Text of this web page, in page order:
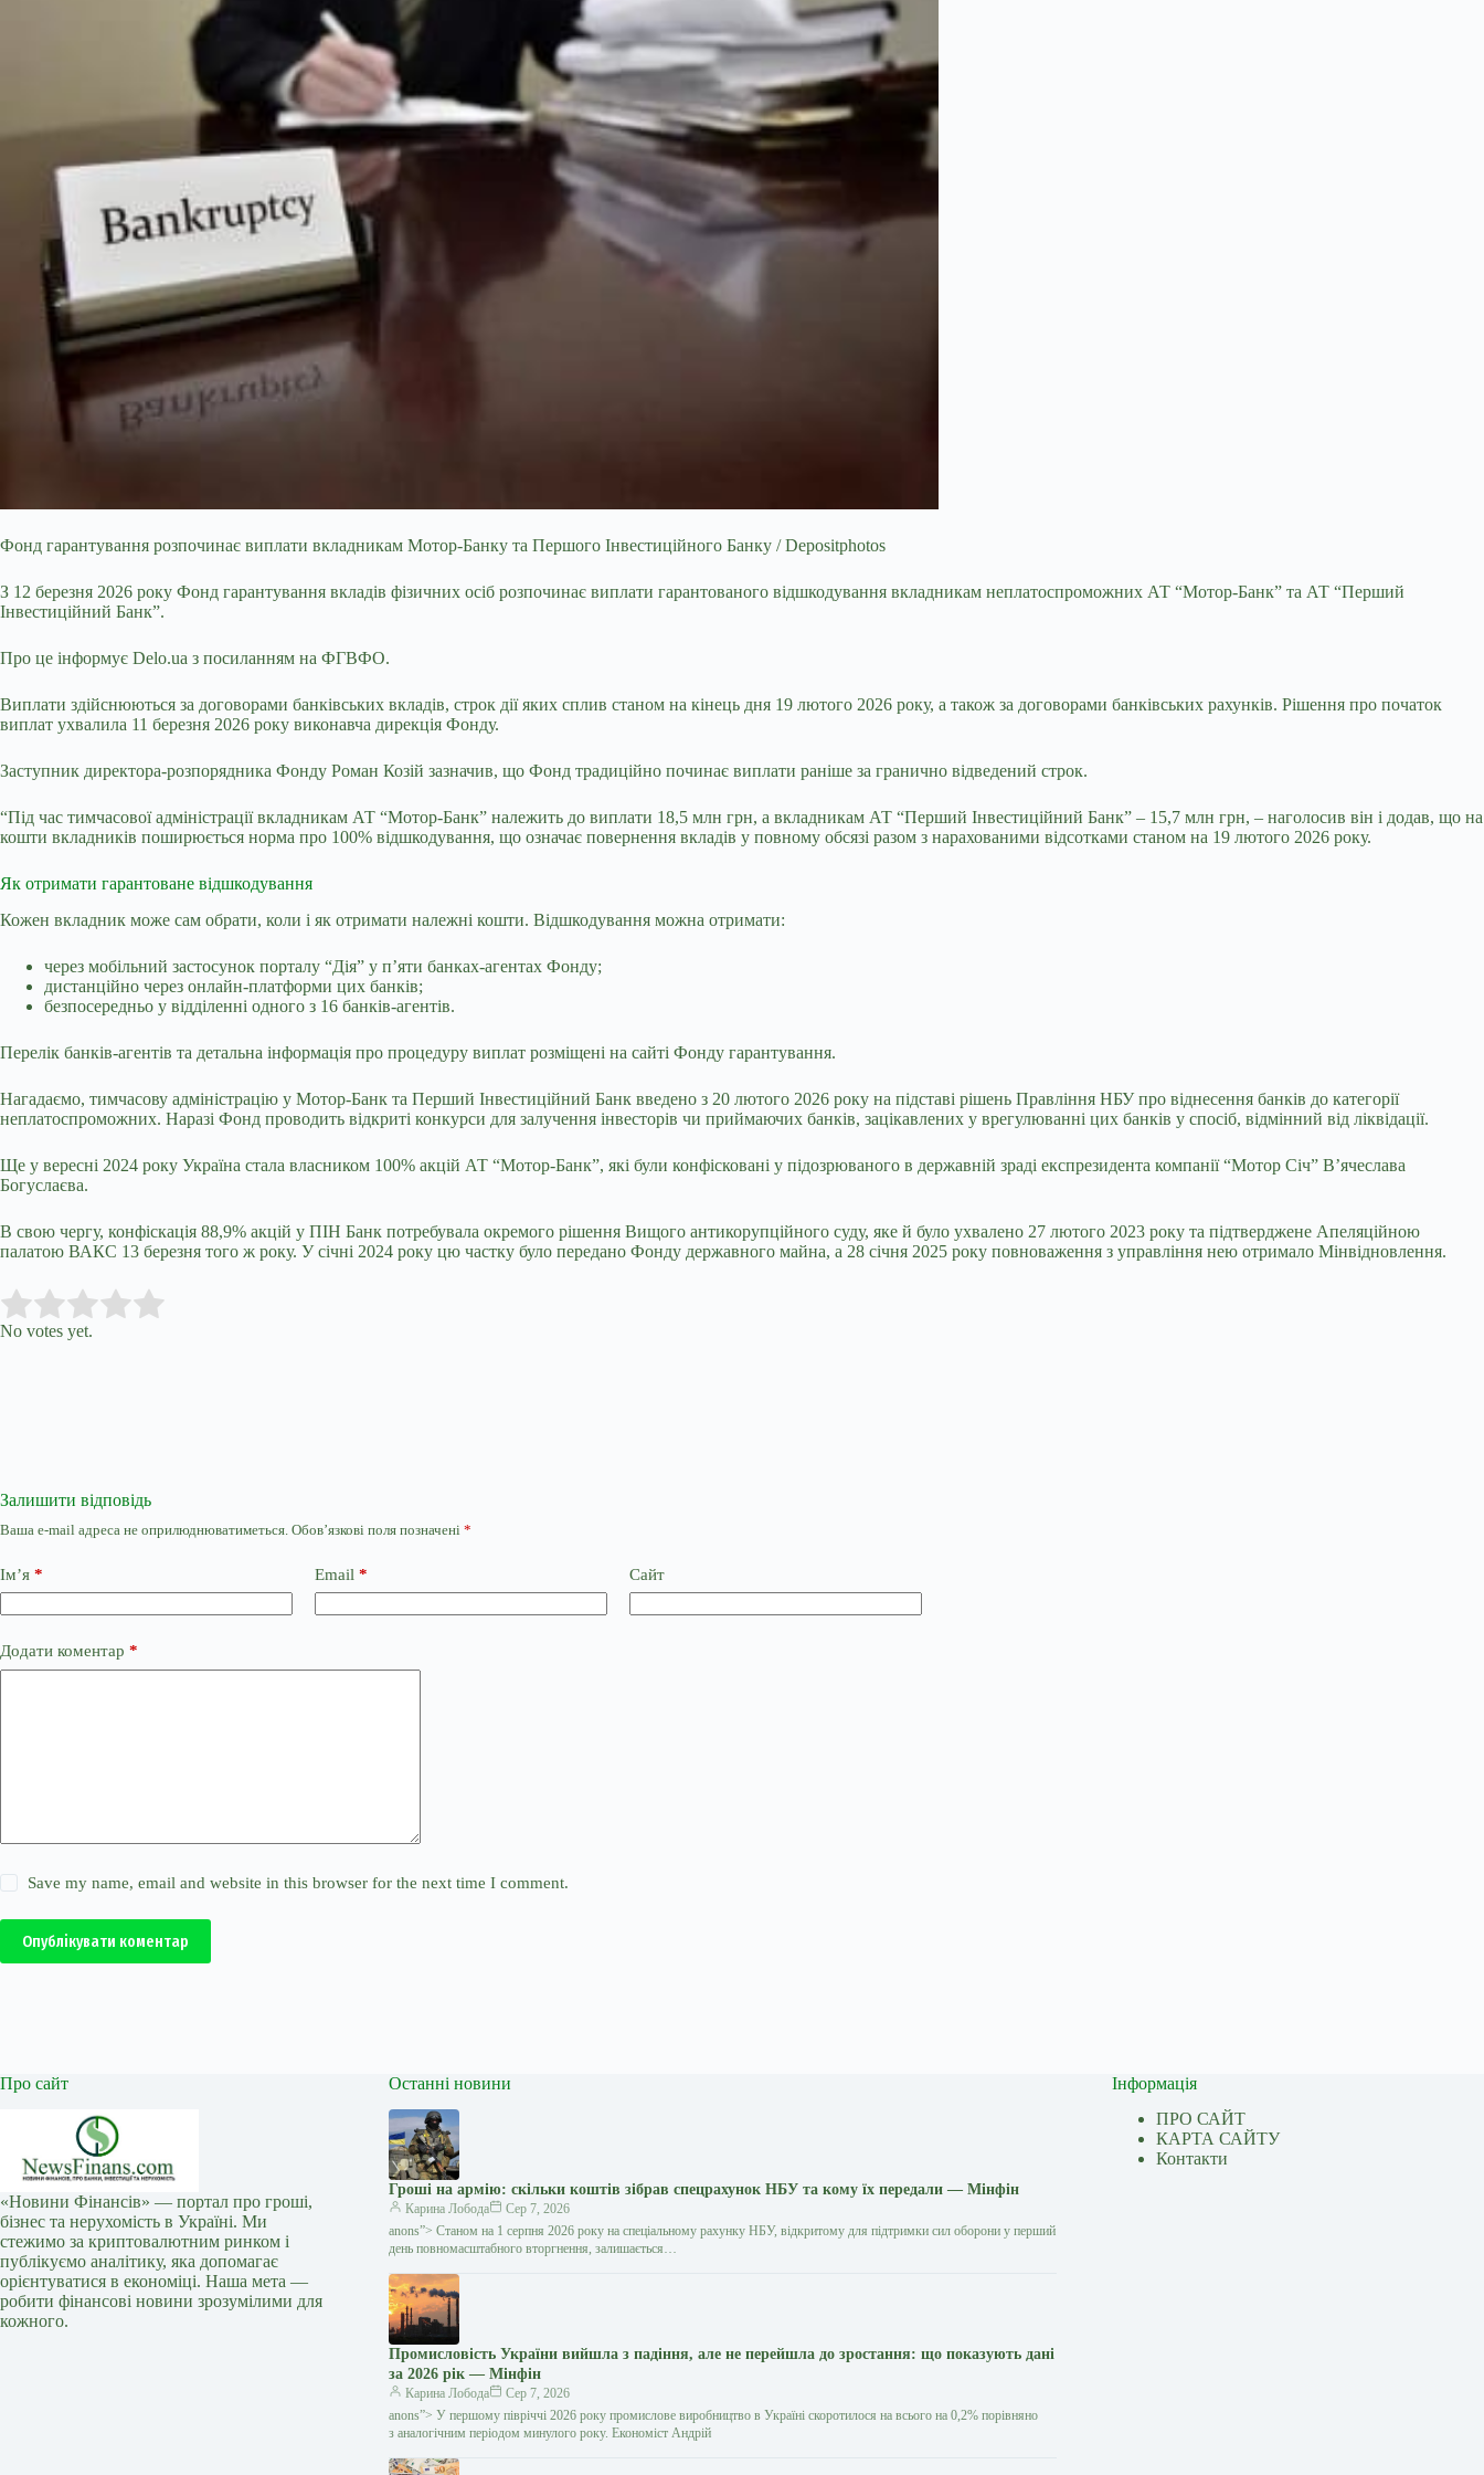
Фонд гарантування розпочинає виплати вкладникам Мотор-Банку та Першого Інвестиційного Банку / Depositphotos
З 12 березня 2026 року Фонд гарантування вкладів фізичних осіб розпочинає виплати гарантованого відшкодування вкладникам неплатоспроможних АТ “Мотор-Банк” та АТ “Перший
Інвестиційний Банк”.
Про це інформує Delo.ua з посиланням на ФГВФО.
Виплати здійснюються за договорами банківських вкладів, строк дії яких сплив станом на кінець дня 19 лютого 2026 року, а також за договорами банківських рахунків. Рішення про початок
виплат ухвалила 11 березня 2026 року виконавча дирекція Фонду.
Заступник директора-розпорядника Фонду Роман Козій зазначив, що Фонд традиційно починає виплати раніше за гранично відведений строк.
“Під час тимчасової адміністрації вкладникам АТ “Мотор-Банк” належить до виплати 18,5 млн грн, а вкладникам АТ “Перший Інвестиційний Банк” – 15,7 млн грн, – наголосив він і додав, що на
кошти вкладників поширюється норма про 100% відшкодування, що означає повернення вкладів у повному обсязі разом з нарахованими відсотками станом на 19 лютого 2026 року.
Як отримати гарантоване відшкодування
Кожен вкладник може сам обрати, коли і як отримати належні кошти. Відшкодування можна отримати:
через мобільний застосунок порталу “Дія” у п’яти банках-агентах Фонду;
дистанційно через онлайн-платформи цих банків;
безпосередньо у відділенні одного з 16 банків-агентів.
Перелік банків-агентів та детальна інформація про процедуру виплат розміщені на сайті Фонду гарантування.
Нагадаємо, тимчасову адміністрацію у Мотор-Банк та Перший Інвестиційний Банк введено з 20 лютого 2026 року на підставі рішень Правління НБУ про віднесення банків до категорії
неплатоспроможних. Наразі Фонд проводить відкриті конкурси для залучення інвесторів чи приймаючих банків, зацікавлених у врегулюванні цих банків у спосіб, відмінний від ліквідації.
Ще у вересні 2024 року Україна стала власником 100% акцій АТ “Мотор-Банк”, які були конфісковані у підозрюваного в державній зраді експрезидента компанії “Мотор Січ” В’ячеслава
Богуслаєва.
В свою чергу, конфіскація 88,9% акцій у ПІН Банк потребувала окремого рішення Вищого антикорупційного суду, яке й було ухвалено 27 лютого 2023 року та підтверджене Апеляційною
палатою ВАКС 13 березня того ж року. У січні 2024 року цю частку було передано Фонду державного майна, а 28 січня 2025 року повноваження з управління нею отримало Мінвідновлення.
Rate this item:
No votes yet.
Залишити відповідь
Ваша e-mail адреса не оприлюднюватиметься. Обов’язкові поля позначені *
Ім’я * Email * Сайт
Додати коментар *
Save my name, email and website in this browser for the next time I comment.
Опублікувати коментар
Про сайт
«Новини Фінансів» — портал про гроші,
бізнес та нерухомість в Україні. Ми
стежимо за криптовалютним ринком і
публікуємо аналітику, яка допомагає
орієнтуватися в економіці. Наша мета —
робити фінансові новини зрозумілими для
кожного.
Останні новини
Гроші на армію: скільки коштів зібрав спецрахунок НБУ та кому їх передали — Мінфін
Карина Лобода
Сер 7, 2026
anons”> Станом на 1 серпня 2026 року на спеціальному рахунку НБУ, відкритому для підтримки сил оборони у перший
день повномасштабного вторгнення, залишається…
Промисловість України вийшла з падіння, але не перейшла до зростання: що показують дані
за 2026 рік — Мінфін
Карина Лобода
Сер 7, 2026
anons”> У першому півріччі 2026 року промислове виробництво в Україні скоротилося на всього на 0,2% порівняно
з аналогічним періодом минулого року. Економіст Андрій
Інформація
ПРО САЙТ
КАРТА САЙТУ
Контакти